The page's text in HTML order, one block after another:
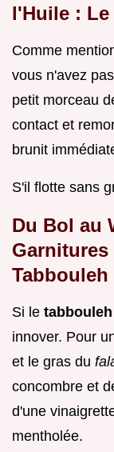
l'Huile : Le
Comme
vous n'avez
petit morceau
contact et
brunit
S'il flotte sans
Du Bol au
Garnitures
Tabbouleh
Si le tabbouleh
innover. Pour
et le gras du
concombre et
d'une
mentholée.